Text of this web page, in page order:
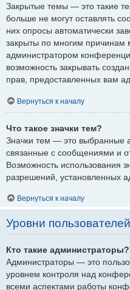
Закрытые темы — это такие
больше не могут оставлять
них опросы автоматически
закрыты по многим
администратором
возможность закрывать
прав, предоставленных вам
Вернуться к началу
Что такое значки тем?
Значки тем — это выбранные
связанные с сообщениями и
Возможность использования
разрешений, установленных
Вернуться к началу
Уровни
Кто такие администраторы?
Администраторы — это
уровнем контроля над
всеми аспектами работы